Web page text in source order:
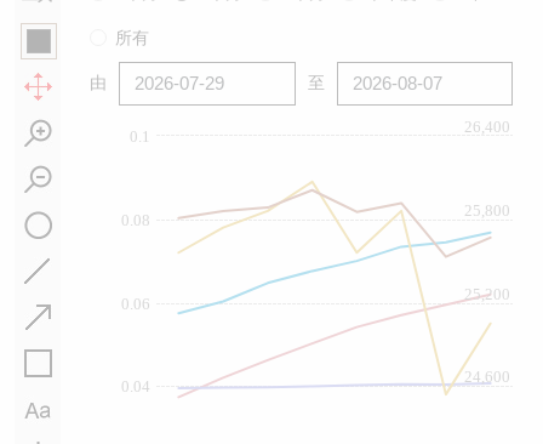
所有
由 至
0.04
0.06
0.08
0.1
24,600
25,200
25,800
26,400